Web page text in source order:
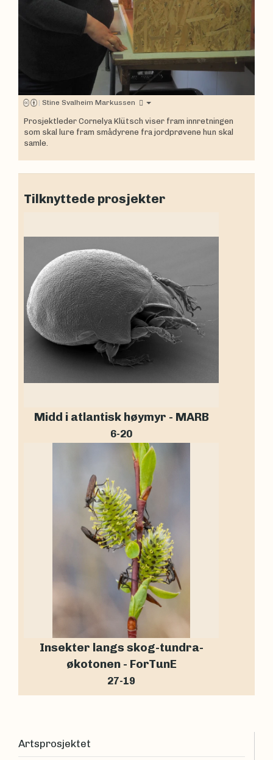
| Stine Svalheim Markussen
Prosjektleder Cornelya Klütsch viser fram innretningen
som skal lure fram smådyrene fra jordprøvene hun skal
samle.
Tilknyttede prosjekter
Midd i atlantisk høymyr - MARB
6-20
Insekter langs skog-tundra-
økotonen - ForTunE
27-19
Artsprosjektet